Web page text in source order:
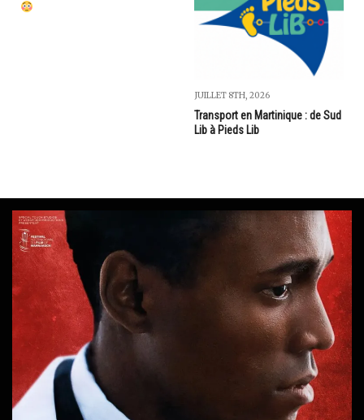
JUILLET 8TH, 2026
Transport en Martinique : de Sud
Lib à Pieds Lib